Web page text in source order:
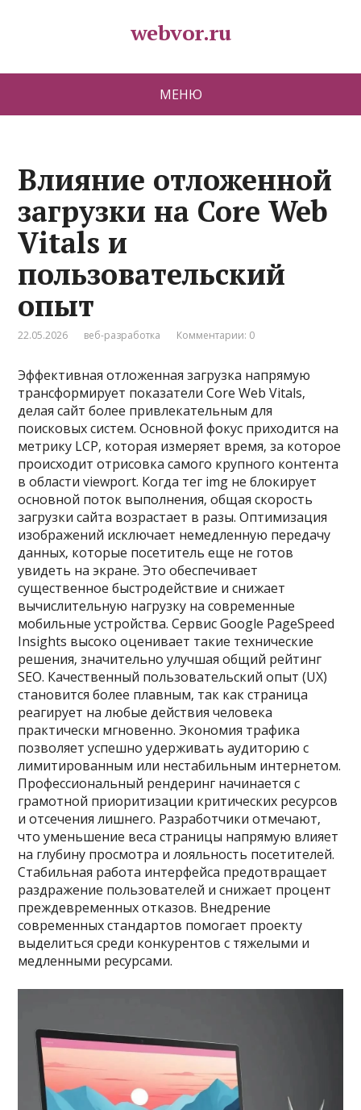
webvor.ru
МЕНЮ
Влияние отложенной
загрузки на Core Web
Vitals и
пользовательский
опыт
22.05.2026 веб-разработка Комментарии: 0
Эффективная отложенная загрузка напрямую
трансформирует показатели Core Web Vitals‚
делая сайт более привлекательным для
поисковых систем. Основной фокус приходится на
метрику LCP‚ которая измеряет время‚ за которое
происходит отрисовка самого крупного контента
в области viewport. Когда тег img не блокирует
основной поток выполнения‚ общая скорость
загрузки сайта возрастает в разы. Оптимизация
изображений исключает немедленную передачу
данных‚ которые посетитель еще не готов
увидеть на экране. Это обеспечивает
существенное быстродействие и снижает
вычислительную нагрузку на современные
мобильные устройства. Сервис Google PageSpeed
Insights высоко оценивает такие технические
решения‚ значительно улучшая общий рейтинг
SEO. Качественный пользовательский опыт (UX)
становится более плавным‚ так как страница
реагирует на любые действия человека
практически мгновенно. Экономия трафика
позволяет успешно удерживать аудиторию с
лимитированным или нестабильным интернетом.
Профессиональный рендеринг начинается с
грамотной приоритизации критических ресурсов
и отсечения лишнего. Разработчики отмечают‚
что уменьшение веса страницы напрямую влияет
на глубину просмотра и лояльность посетителей.
Стабильная работа интерфейса предотвращает
раздражение пользователей и снижает процент
преждевременных отказов. Внедрение
современных стандартов помогает проекту
выделиться среди конкурентов с тяжелыми и
медленными ресурсами.